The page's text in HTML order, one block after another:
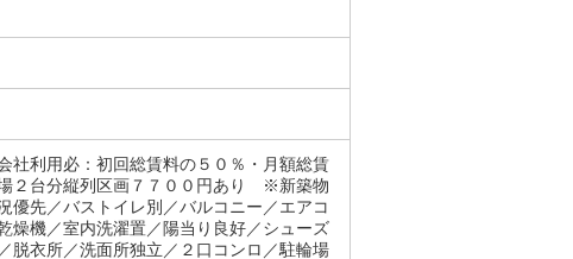
社利用必：初回総賃料の５０％・月額総賃
２台分縦列区画７７００円あり ※新築物
優先／バストイレ別／バルコニー／エアコ
燥機／室内洗濯置／陽当り良好／シューズ
脱衣所／洗面所独立／２口コンロ／駐輪場